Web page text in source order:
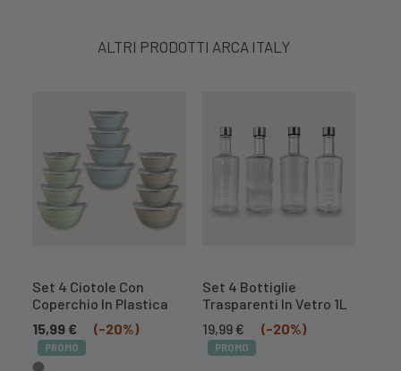
ALTRI PRODOTTI ARCA ITALY
Set 4 Ciotole Con
Coperchio In Plastica
15,99 € (-20%)
PROMO
Set 4 Bottiglie
Trasparenti In Vetro 1L
Il
prezzo
originale
19,99€
prezzo
attuale
(-20%)
PROMO